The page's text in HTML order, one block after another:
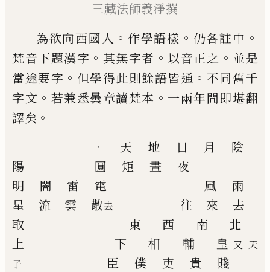
三藏法師義淨撰
為欲向西國人 。 作學語樣 。 仍各註中 。
梵音下題漢字 。 其無字者 。 以音正之 。 並是
當途要字 。 但學得此則餘語皆通 。 不同舊千
字文 。 若兼悉曇章讀梵本 。 一兩年間即堪翻
譯矣 。
‧ 天 地 日 月
陰
陽
圓 矩 晝
夜
明
闇 雷 電 風
雨
星
流 雲 散去 往 來
去
取
東 西 南
北
上
下 相 輔 皇 又天
子
臣 僕 吏 貴 賤